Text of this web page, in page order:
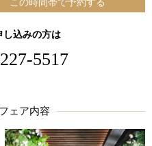
し込みの方は
5517
ェア内容